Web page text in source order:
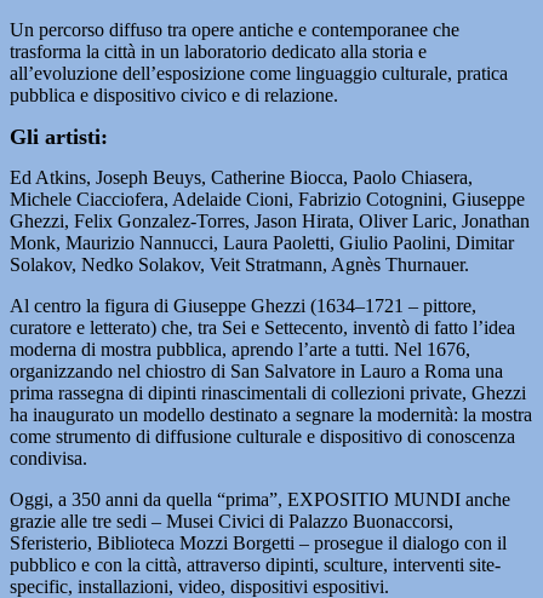
Un percorso diffuso tra opere antiche e contemporanee che
trasforma la città in un laboratorio dedicato alla storia e
all’evoluzione dell’esposizione come linguaggio culturale, pratica
pubblica e dispositivo civico e di relazione.
Gli artisti:
Ed Atkins, Joseph Beuys, Catherine Biocca, Paolo Chiasera,
Michele Ciacciofera, Adelaide Cioni, Fabrizio Cotognini, Giuseppe
Ghezzi, Felix Gonzalez-Torres, Jason Hirata, Oliver Laric, Jonathan
Monk, Maurizio Nannucci, Laura Paoletti, Giulio Paolini, Dimitar
Solakov, Nedko Solakov, Veit Stratmann, Agnès Thurnauer.
Al centro la figura di Giuseppe Ghezzi (1634–1721 – pittore,
curatore e letterato) che, tra Sei e Settecento, inventò di fatto l’idea
moderna di mostra pubblica, aprendo l’arte a tutti. Nel 1676,
organizzando nel chiostro di San Salvatore in Lauro a Roma una
prima rassegna di dipinti rinascimentali di collezioni private, Ghezzi
ha inaugurato un modello destinato a segnare la modernità: la mostra
come strumento di diffusione culturale e dispositivo di conoscenza
condivisa.
Oggi, a 350 anni da quella “prima”, EXPOSITIO MUNDI anche
grazie alle tre sedi – Musei Civici di Palazzo Buonaccorsi,
Sferisterio, Biblioteca Mozzi Borgetti – prosegue il dialogo con il
pubblico e con la città, attraverso dipinti, sculture, interventi site-
specific, installazioni, video, dispositivi espositivi.